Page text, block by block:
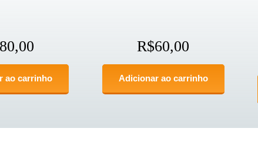
ao carrinho
R$60,00
Adicionar ao carrinho